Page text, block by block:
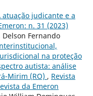
atuação judicante e a
n. 31 (2023)
Delson Fernando
na proteção
autista: análise
Mirim (RO) , Revista
da Emeron